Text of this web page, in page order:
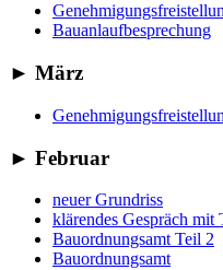
Bauanlaufbesprechung
► März
► Februar
neuer Grundriss
klärendes Gespräch mit
Bauordnungsamt Teil 2
Bauordnungsamt